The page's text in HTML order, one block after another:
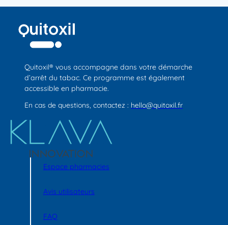
Quitoxil® vous accompagne dans votre démarche
d’arrêt du tabac. Ce programme est également
accessible en pharmacie.
En cas de questions, contactez : hello@quitoxil.fr
Espace pharmacies
Avis utilisateurs
FAQ